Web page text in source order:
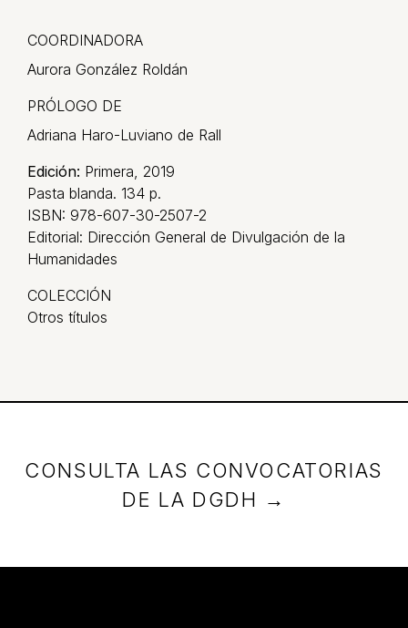
COORDINADORA
Aurora González Roldán
PRÓLOGO DE
Adriana Haro-Luviano de Rall
Edición: Primera, 2019
Pasta blanda. 134 p.
ISBN: 978-607-30-2507-2
Editorial: Dirección General de Divulgación de la
Humanidades
COLECCIÓN
Otros títulos
CONSULTA LAS CONVOCATORIAS
DE LA DGDH →